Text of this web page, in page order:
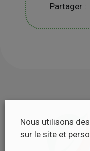
Partager :
Nous utilisons
sur le site et